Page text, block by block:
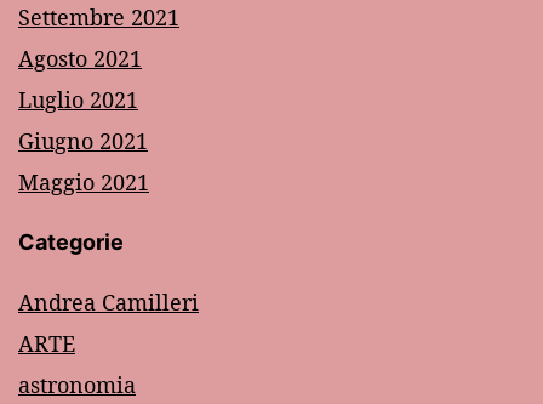
Settembre 2021
Agosto 2021
Luglio 2021
Giugno 2021
Maggio 2021
Categorie
Andrea Camilleri
ARTE
astronomia